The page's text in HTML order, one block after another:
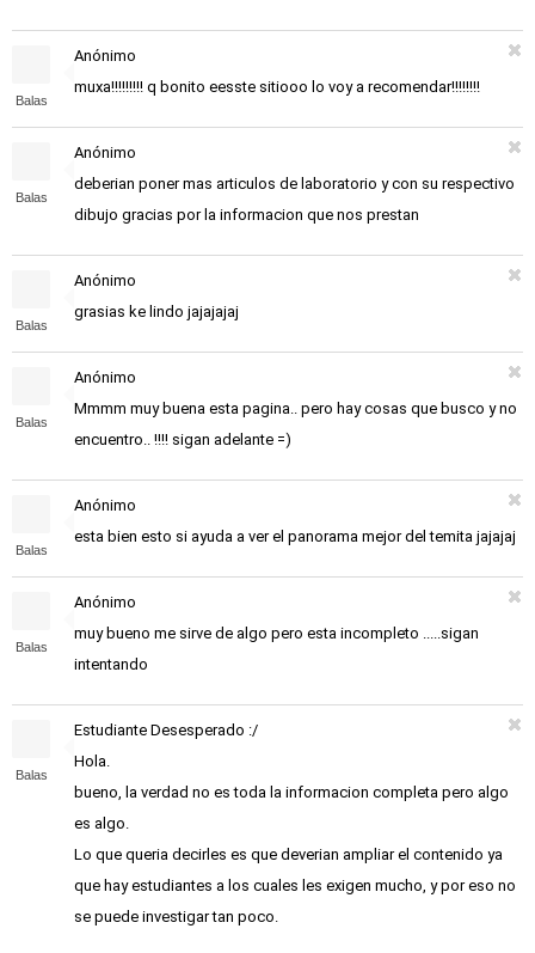
Balas
Anónimo
muxa!!!!!!!!! q bonito eesste sitiooo lo voy a recomendar!!!!!!!!
Balas
Anónimo
deberian poner mas articulos de laboratorio y con su respectivo
dibujo gracias por la informacion que nos prestan
Balas
Anónimo
grasias ke lindo jajajajaj
Balas
Anónimo
Mmmm muy buena esta pagina.. pero hay cosas que busco y no
encuentro.. !!!! sigan adelante =)
Balas
Anónimo
esta bien esto si ayuda a ver el panorama mejor del temita jajajaj
Balas
Anónimo
muy bueno me sirve de algo pero esta incompleto .....sigan
intentando
Balas
Estudiante Desesperado :/
Hola.
bueno, la verdad no es toda la informacion completa pero algo
es algo.
Lo que queria decirles es que deverian ampliar el contenido ya
que hay estudiantes a los cuales les exigen mucho, y por eso no
se puede investigar tan poco.